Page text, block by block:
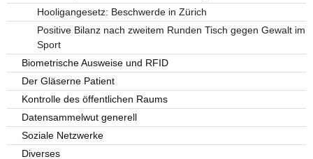
Hooligangesetz: Beschwerde in Zürich
Positive Bilanz nach zweitem Runden Tisch gegen Gewalt im
Sport
Biometrische Ausweise und RFID
Der Gläserne Patient
Kontrolle des öffentlichen Raums
Datensammelwut generell
Soziale Netzwerke
Diverses